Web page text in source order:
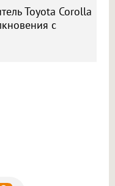
Toyota Corolla
с